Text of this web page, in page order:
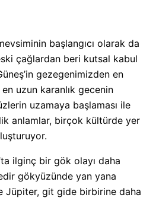
başlangıcı olarak da
çağlardan beri kutsal kabul
gezegenimizden en
uzun karanlık gecenin
uzamaya başlaması ile
anlamlar, birçok kültürde yer
ilginç bir gök olayı daha
gökyüzünde yan yana
Jüpiter, git gide birbirine daha